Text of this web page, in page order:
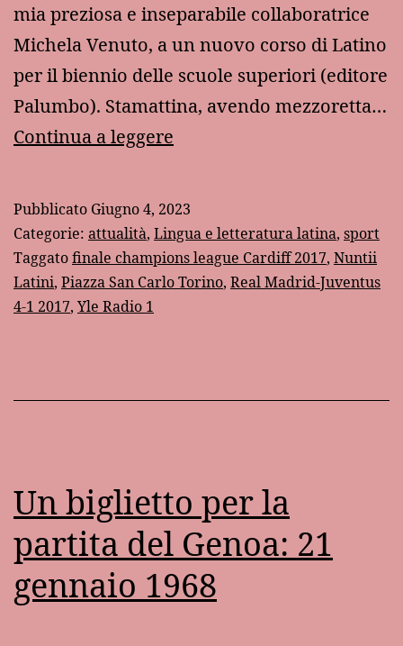
mia preziosa e inseparabile collaboratrice
Michela Venuto, a un nuovo corso di Latino
per il biennio delle scuole superiori (editore
Palumbo). Stamattina, avendo mezzoretta…
Continua a leggere
Latino
Pubblicato Giugno 4, 2023
Categorie: attualità, Lingua e letteratura latina, sport
Taggatofinale champions league Cardiff 2017, Nuntii
Latini, Piazza San Carlo Torino, Real Madrid-Juventus
4-1 2017, Yle Radio 1
Un biglietto per la
partita del Genoa: 21
gennaio 1968